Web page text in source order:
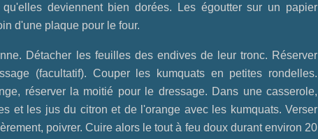
deviennent bien dorées. Les égoutter sur un papier
d'une plaque pour le four.
Détacher les feuilles des endives de leur tronc. Réserver
(facultatif). Couper les kumquats en petites rondelles.
réserver la moitié pour le dressage. Dans une casserole,
et les jus du citron et de l'orange avec les kumquats. Verser
poivrer. Cuire alors le tout à feu doux durant environ 20